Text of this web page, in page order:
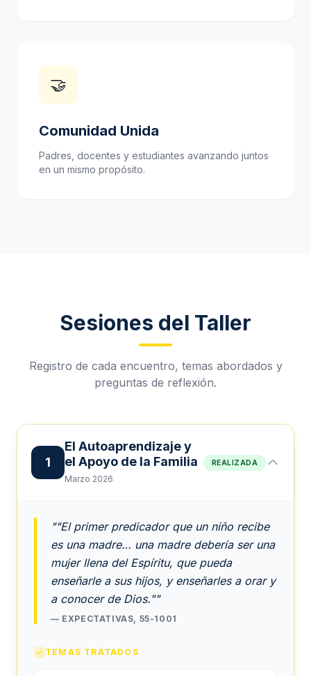
🤝
Comunidad Unida
Padres, docentes y estudiantes avanzando juntos
en un mismo propósito.
Sesiones del Taller
Registro de cada encuentro, temas abordados y
preguntas de reflexión.
1
El Autoaprendizaje y
el Apoyo de la Familia
Marzo 2026
REALIZADA
""El primer predicador que un niño recibe
es una madre… una madre debería ser una
mujer llena del Espíritu, que pueda
enseñarle a sus hijos, y enseñarles a orar y
a conocer de Dios.""
— EXPECTATIVAS, 55-1001
✓ TEMAS TRATADOS